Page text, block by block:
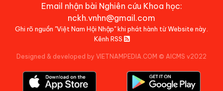
Email nhận bài Nghiên cứu Khoa học:
nckh.vnhn@gmail.com
Ghi rõ nguồn "Việt Nam Hội Nhập" khi phát hành từ Website này.
Kênh RSS
Designed & developed by VIETNAMPEDIA.COM © AICMS v2022